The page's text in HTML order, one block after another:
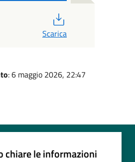
Scarica
: 6 maggio 2026, 22:47
chiare le informazioni